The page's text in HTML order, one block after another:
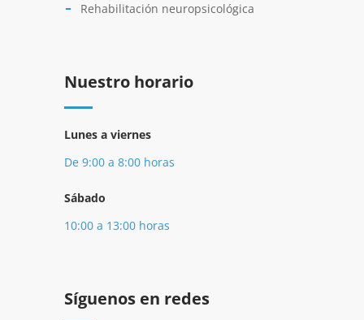
Rehabilitación neuropsicológica
Nuestro horario
Lunes a viernes
De 9:00 a 8:00 horas
Sábado
10:00 a 13:00 horas
Síguenos en redes